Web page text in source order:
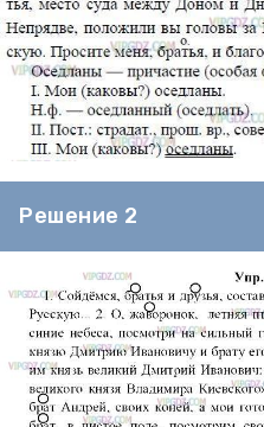
Решение 2